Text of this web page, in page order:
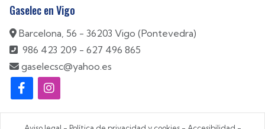
Gaselec en Vigo
Barcelona, 56 - 36203 Vigo (Pontevedra)
986 423 209 - 627 496 865
gaselecsc@yahoo.es